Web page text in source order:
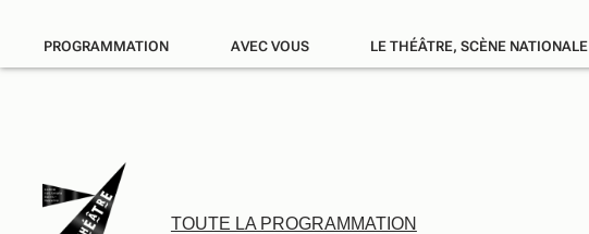
PROGRAMMATION AVEC VOUS LE THÉÂTRE, SCÈNE NATIONALE
TOUTE LA PROGRAMMATION